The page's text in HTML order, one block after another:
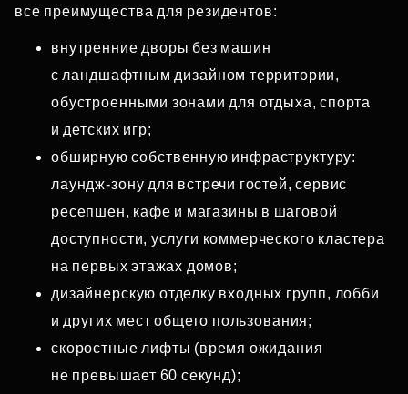
все преимущества для резидентов:
внутренние дворы без машин
с ландшафтным дизайном территории,
обустроенными зонами для отдыха, спорта
и детских игр;
обширную собственную инфраструктуру:
лаундж‑зону для встречи гостей, сервис
ресепшен, кафе и магазины в шаговой
доступности, услуги коммерческого кластера
на первых этажах домов;
дизайнерскую отделку входных групп, лобби
и других мест общего пользования;
скоростные лифты (время ожидания
не превышает 60 секунд);